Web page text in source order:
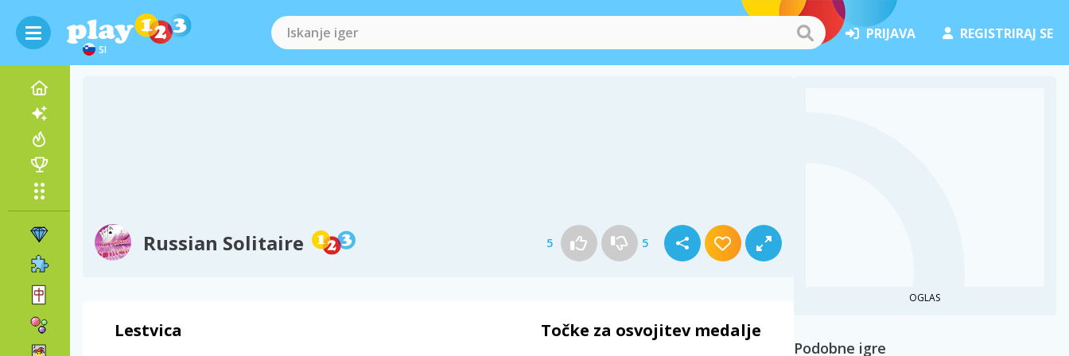
SI
PRIJAVA REGISTRIRAJ SE
Russian Solitaire 5 5
Lestvica Točke za osvojitev medalje
OGLAS
Podobne igre